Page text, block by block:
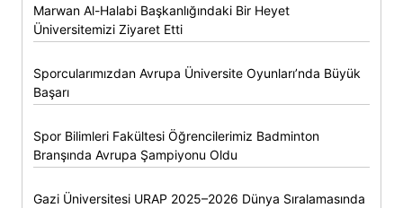
Marwan Al-Halabi Başkanlığındaki Bir Heyet
Üniversitemizi Ziyaret Etti
Sporcularımızdan Avrupa Üniversite Oyunları’nda Büyük
Başarı
Spor Bilimleri Fakültesi Öğrencilerimiz Badminton
Branşında Avrupa Şampiyonu Oldu
Gazi Üniversitesi URAP 2025–2026 Dünya Sıralamasında